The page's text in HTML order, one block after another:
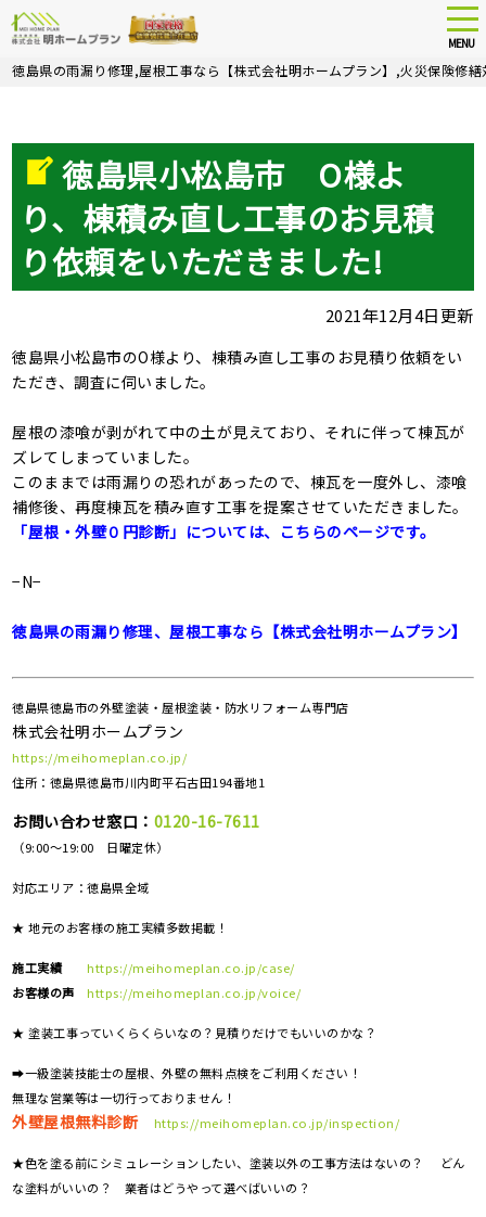
Skip
MENU
徳島県の雨漏り修理,屋根工事なら【株式会社明ホームプラン】,火災保険修繕
徳島県小松島市 O様よ
り、棟積み直し工事のお見積
り依頼をいただきました!
2021年12月4日更新
徳島県小松島市のO様より、棟積み直し工事のお見積り依頼をい
ただき、調査に伺いました。
屋根の漆喰が剥がれて中の土が見えており、それに伴って棟瓦が
ズレてしまっていました。
このままでは雨漏りの恐れがあったので、棟瓦を一度外し、漆喰
補修後、再度棟瓦を積み直す工事を提案させていただきました。
「屋根・外壁０円診断」については、こちらのページです。
−N−
徳島県の雨漏り修理、屋根工事なら【株式会社明ホームプラン】
徳島県徳島市の外壁塗装・屋根塗装・防水リフォーム専門店
株式会社明ホームプラン
https://meihomeplan.co.jp/
住所：徳島県徳島市川内町平石古田194番地1
お問い合わせ窓口： 0120-16-7611
（9:00～19:00 日曜定休）
対応エリア：徳島県全域
★ 地元のお客様の施工実績多数掲載！
施工実績
https://meihomeplan.co.jp/case/
お客様の声
https://meihomeplan.co.jp/voice/
★ 塗装工事っていくらくらいなの？見積りだけでもいいのかな？
➡一級塗装技能士の屋根、外壁の無料点検をご利用ください！
無理な営業等は一切行っておりません！
外壁屋根無料診断 https://meihomeplan.co.jp/inspection/
★色を塗る前にシミュレーションしたい、塗装以外の工事方法はないの？ どん
な塗料がいいの？ 業者はどうやって選べばいいの？